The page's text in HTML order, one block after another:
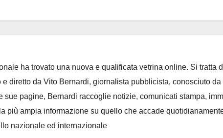
ha trovato una nuova e qualificata vetrina online. Si tratta
diretto da Vito Bernardi, giornalista pubblicista, conosciuto da
sue pagine, Bernardi raccoglie notizie, comunicati stampa,
più ampia informazione su quello che accade
nazionale ed internazionale